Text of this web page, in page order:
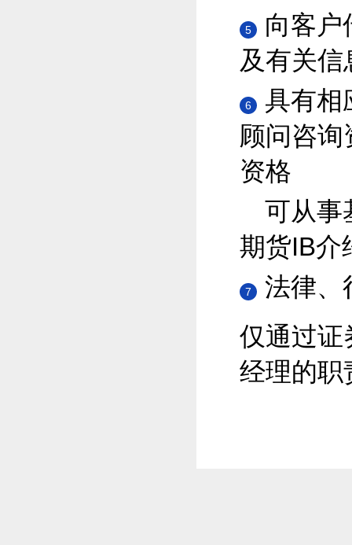
5
向客户
及有关
6
具有相
顾问咨
资格
可从事
期货IB介
7
法律、
仅通过证
经理的职